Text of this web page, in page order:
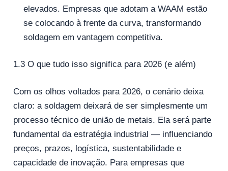
elevados. Empresas que adotam a WAAM estão
se colocando à frente da curva, transformando
soldagem em vantagem competitiva.
1.3 O que tudo isso significa para 2026 (e além)
Com os olhos voltados para 2026, o cenário deixa
claro: a soldagem deixará de ser simplesmente um
processo técnico de união de metais. Ela será parte
fundamental da estratégia industrial — influenciando
preços, prazos, logística, sustentabilidade e
capacidade de inovação. Para empresas que